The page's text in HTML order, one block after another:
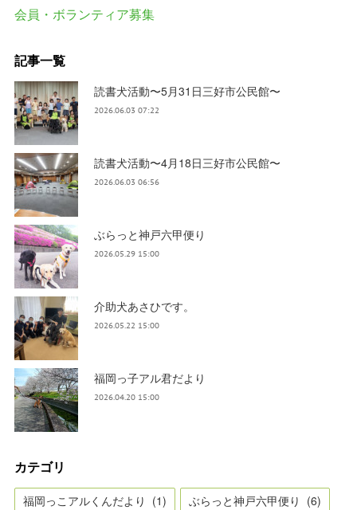
会員・ボランティア募集
記事一覧
読書犬活動〜5月31日三好市公民館〜
2026.06.03 07:22
読書犬活動〜4月18日三好市公民館〜
2026.06.03 06:56
ぶらっと神戸六甲便り
2026.05.29 15:00
介助犬あさひです。
2026.05.22 15:00
福岡っ子アル君だより
2026.04.20 15:00
カテゴリ
福岡っこアルくんだより (1) ぶらっと神戸六甲便り (6)